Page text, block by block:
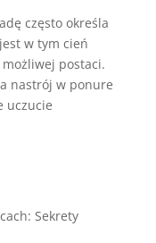
często określa
w tym cień
postaci.
nastrój w ponure
uczucie
Sekrety